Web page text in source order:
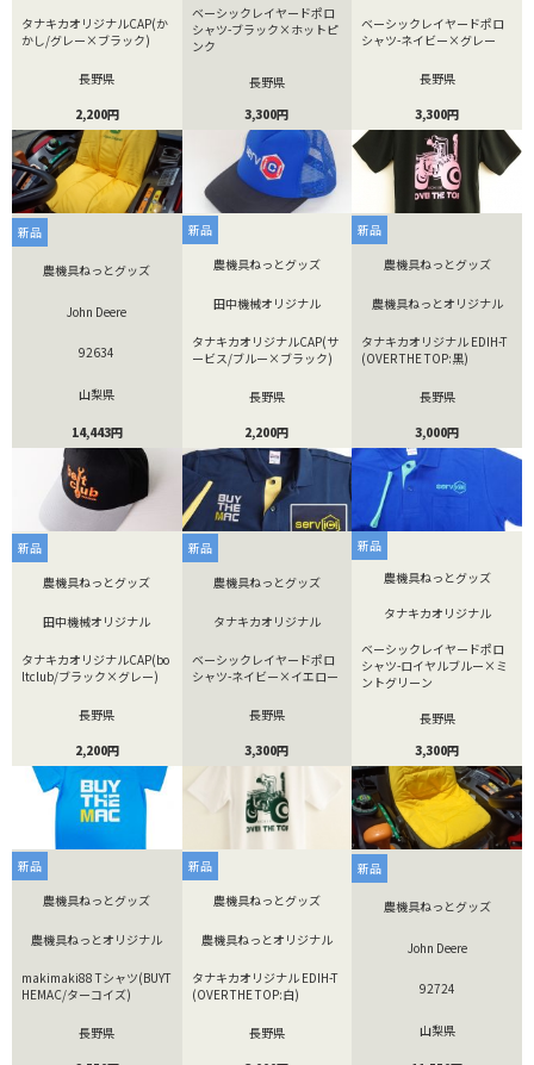
タナキカオリジナルCAP(か
かし/グレー×ブラック)
長野県
2,200円
ベーシックレイヤードポロ
シャツ-ブラック×ホットピ
ンク
長野県
3,300円
ベーシックレイヤードポロ
シャツ-ネイビー×グレー
長野県
3,300円
新品
農機具ねっとグッズ
John Deere
92634
山梨県
14,443円
新品
農機具ねっとグッズ
田中機械オリジナル
タナキカオリジナルCAP(サ
ービス/ブルー×ブラック)
長野県
2,200円
新品
農機具ねっとグッズ
農機具ねっとオリジナル
タナキカオリジナル EDIH-T
(OVER THE TOP:黒)
長野県
3,000円
新品
農機具ねっとグッズ
田中機械オリジナル
タナキカオリジナルCAP(bo
ltclub/ブラック×グレー)
長野県
2,200円
新品
農機具ねっとグッズ
タナキカオリジナル
ベーシックレイヤードポロ
シャツ-ネイビー×イエロー
長野県
3,300円
新品
農機具ねっとグッズ
タナキカオリジナル
ベーシックレイヤードポロ
シャツ-ロイヤルブルー×ミ
ントグリーン
長野県
3,300円
新品
農機具ねっとグッズ
農機具ねっとオリジナル
makimaki88 Tシャツ(BUYT
HEMAC/ターコイズ)
長野県
新品
農機具ねっとグッズ
農機具ねっとオリジナル
タナキカオリジナル EDIH-T
(OVER THE TOP:白)
長野県
新品
農機具ねっとグッズ
John Deere
92724
山梨県